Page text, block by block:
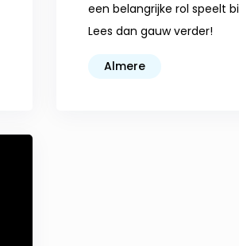
een belangrijke rol speelt
Lees dan gauw verder!
Almere